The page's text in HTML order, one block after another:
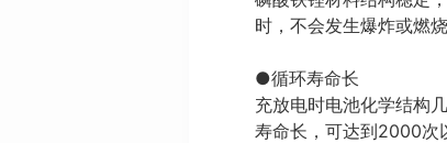
时，不会发生爆炸或燃烧
●循环寿命长
充放电时电池化学结构
寿命长，可达到2000次